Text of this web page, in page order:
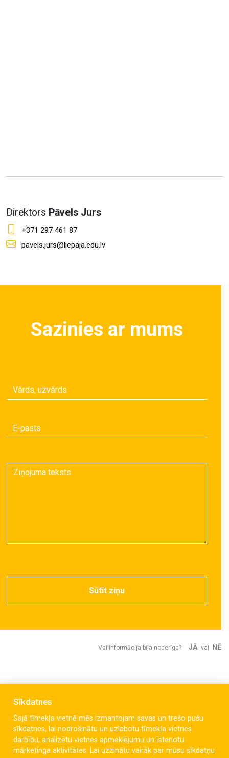
Direktors Pāvels Jurs
+371 297 461 87
pavels.jurs@liepaja.edu.lv
Sazinies ar mums
Sūtīt ziņu
Vai informācija bija noderīga? JĀ vai NĒ
Sīkdatnes
Šajā tīmekļa vietnē mēs izmantojam savas un trešo pušu
sīkdatnes, lai nodrošinātu un uzlabotu tīmekļa vietnes
darbību, analizētu vietnes apmeklējumu un īstenotu
mārketinga aktivitātes. Lai uzzinātu vairāk par mūsu sīkdatņu